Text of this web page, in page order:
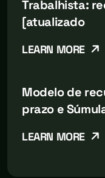
Trabalhista:
[atualizado
LEARN MORE
Modelo de
prazo e
LEARN MORE